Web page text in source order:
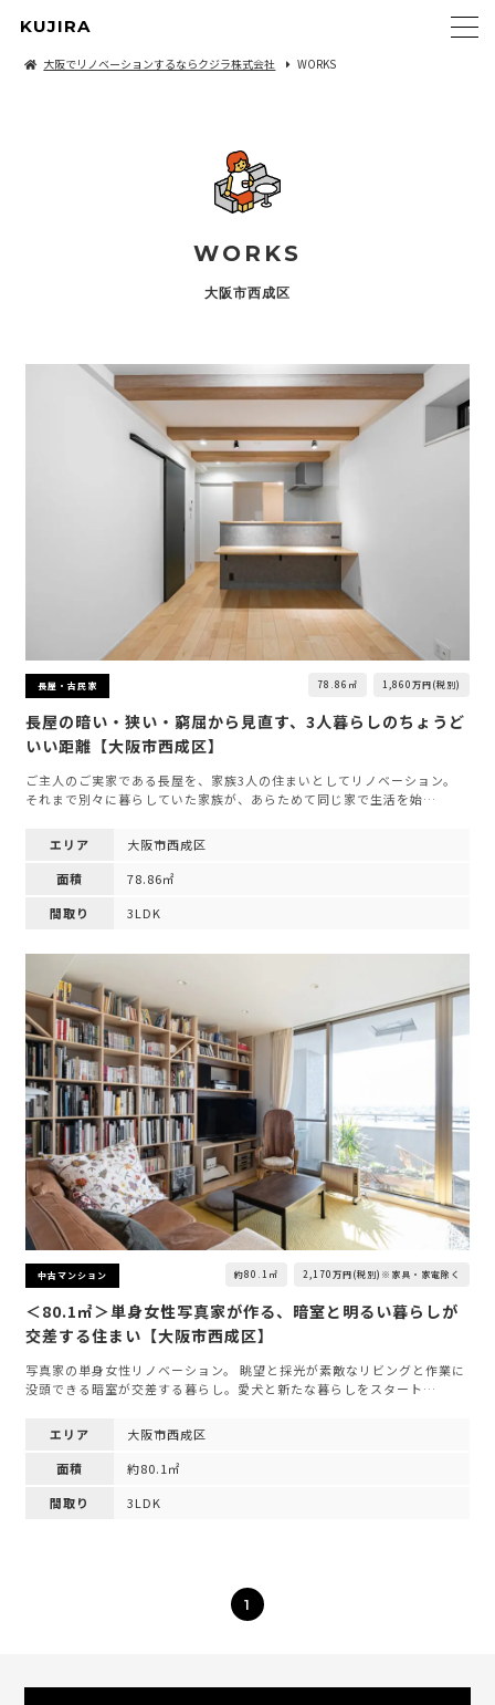
KUJIRA
大阪でリノベーションするならクジラ株式会社 WORKS
WORKS
大阪市西成区
長屋・古民家 78.86㎡ 1,860万円(税別)
長屋の暗い・狭い・窮屈から見直す、3人暮らしのちょうど
いい距離【大阪市西成区】
ご主人のご実家である長屋を、家族3人の住まいとしてリノベーション。
それまで別々に暮らしていた家族が、あらためて同じ家で生活を始…
エリア
大阪市西成区
面積
78.86㎡
間取り
3LDK
中古マンション 約80.1㎡ 2,170万円(税別)※家具・家電除く
＜80.1㎡＞単身女性写真家が作る、暗室と明るい暮らしが
交差する住まい【大阪市西成区】
写真家の単身女性リノベーション。 眺望と採光が素敵なリビングと作業に
没頭できる暗室が交差する暮らし。愛犬と新たな暮らしをスタート…
エリア
大阪市西成区
面積
約80.1㎡
間取り
3LDK
1